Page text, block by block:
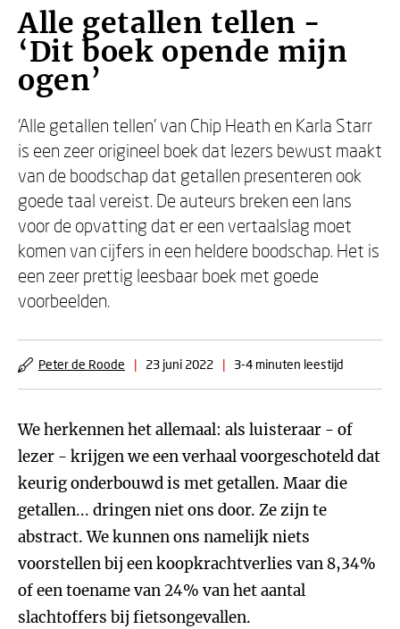
Alle getallen tellen -
‘Dit boek opende mijn
ogen’
‘Alle getallen tellen’ van Chip Heath en Karla Starr
is een zeer origineel boek dat lezers bewust maakt
van de boodschap dat getallen presenteren ook
goede taal vereist. De auteurs breken een lans
voor de opvatting dat er een vertaalslag moet
komen van cijfers in een heldere boodschap. Het is
een zeer prettig leesbaar boek met goede
voorbeelden.
Peter de Roode | 23 juni 2022 | 3-4 minuten leestijd
We herkennen het allemaal: als luisteraar - of
lezer - krijgen we een verhaal voorgeschoteld dat
keurig onderbouwd is met getallen. Maar die
getallen... dringen niet ons door. Ze zijn te
abstract. We kunnen ons namelijk niets
voorstellen bij een koopkrachtverlies van 8,34%
of een toename van 24% van het aantal
slachtoffers bij fietsongevallen.